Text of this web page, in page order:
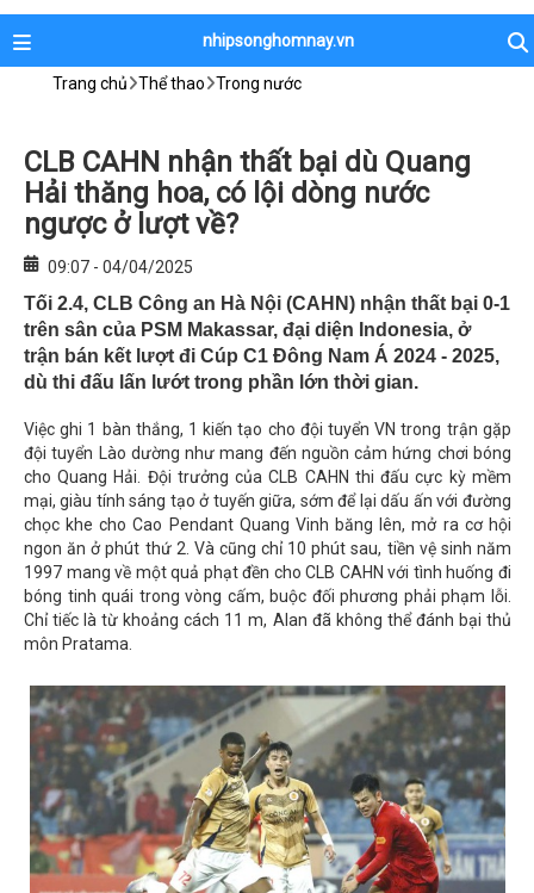
nhipsonghomnay.vn
Trang chủ Thể thao Trong nước
CLB CAHN nhận thất bại dù Quang
Hải thăng hoa, có lội dòng nước
ngược ở lượt về?
09:07 - 04/04/2025
Tối 2.4, CLB Công an Hà Nội (CAHN) nhận thất bại 0-1
trên sân của PSM Makassar, đại diện Indonesia, ở
trận bán kết lượt đi Cúp C1 Đông Nam Á 2024 - 2025,
dù thi đấu lấn lướt trong phần lớn thời gian.
Việc ghi 1 bàn thắng, 1 kiến tạo cho đội tuyển VN trong trận gặp
đội tuyển Lào dường như mang đến nguồn cảm hứng chơi bóng
cho Quang Hải. Đội trưởng của CLB CAHN thi đấu cực kỳ mềm
mại, giàu tính sáng tạo ở tuyến giữa, sớm để lại dấu ấn với đường
chọc khe cho Cao Pendant Quang Vinh băng lên, mở ra cơ hội
ngon ăn ở phút thứ 2. Và cũng chỉ 10 phút sau, tiền vệ sinh năm
1997 mang về một quả phạt đền cho CLB CAHN với tình huống đi
bóng tinh quái trong vòng cấm, buộc đối phương phải phạm lỗi.
Chỉ tiếc là từ khoảng cách 11 m, Alan đã không thể đánh bại thủ
môn Pratama.